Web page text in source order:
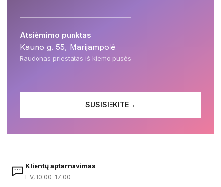
Atsiėmimo punktas
Kauno g. 55, Marijampolė
Raudonas priestatas iš kiemo pusės
SUSISIEKITE→
Klientų aptarnavimas
I–V, 10:00–17:00